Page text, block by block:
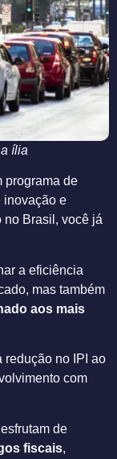
ília
programa de
inovação e
no Brasil, você já
a eficiência
mas também
aos mais
redução no IPI ao
com
de
fiscais,